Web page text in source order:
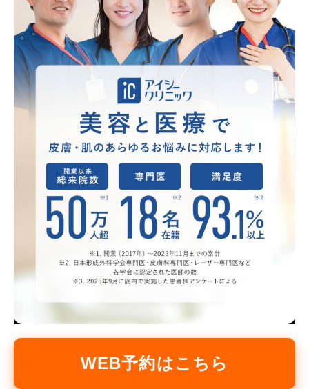
WEB予約はこちら